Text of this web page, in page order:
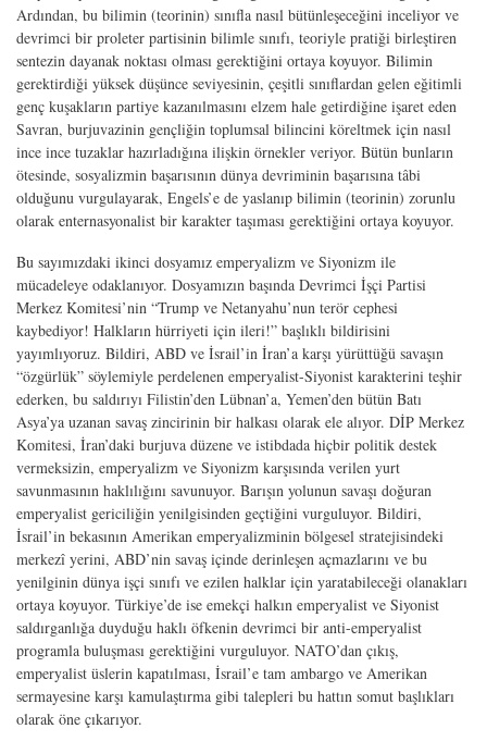
Ardından, bu bilimin (teorinin) sınıfla nasıl bütünleşeceğini inceliyor ve
devrimci bir proleter partisinin bilimle sınıfı, teoriyle pratiği birleştiren
sentezin dayanak noktası olması gerektiğini ortaya koyuyor. Bilimin
gerektirdiği yüksek düşünce seviyesinin, çeşitli sınıflardan gelen eğitimli
genç kuşakların partiye kazanılmasını elzem hale getirdiğine işaret eden
Savran, burjuvazinin gençliğin toplumsal bilincini köreltmek için nasıl
ince ince tuzaklar hazırladığına ilişkin örnekler veriyor. Bütün bunların
ötesinde, sosyalizmin başarısının dünya devriminin başarısına tâbi
olduğunu vurgulayarak, Engels’e de yaslanıp bilimin (teorinin) zorunlu
olarak enternasyonalist bir karakter taşıması gerektiğini ortaya koyuyor.
Bu sayımızdaki ikinci dosyamız emperyalizm ve Siyonizm ile
mücadeleye odaklanıyor. Dosyamızın başında Devrimci İşçi Partisi
Merkez Komitesi’nin “Trump ve Netanyahu’nun terör cephesi
kaybediyor! Halkların hürriyeti için ileri!” başlıklı bildirisini
yayımlıyoruz. Bildiri, ABD ve İsrail’in İran’a karşı yürüttüğü savaşın
“özgürlük” söylemiyle perdelenen emperyalist-Siyonist karakterini teşhir
ederken, bu saldırıyı Filistin’den Lübnan’a, Yemen’den bütün Batı
Asya’ya uzanan savaş zincirinin bir halkası olarak ele alıyor. DİP Merkez
Komitesi, İran’daki burjuva düzene ve istibdada hiçbir politik destek
vermeksizin, emperyalizm ve Siyonizm karşısında verilen yurt
savunmasının haklılığını savunuyor. Barışın yolunun savaşı doğuran
emperyalist gericiliğin yenilgisinden geçtiğini vurguluyor. Bildiri,
İsrail’in bekasının Amerikan emperyalizminin bölgesel stratejisindeki
merkezî yerini, ABD’nin savaş içinde derinleşen açmazlarını ve bu
yenilginin dünya işçi sınıfı ve ezilen halklar için yaratabileceği olanakları
ortaya koyuyor. Türkiye’de ise emekçi halkın emperyalist ve Siyonist
saldırganlığa duyduğu haklı öfkenin devrimci bir anti-emperyalist
programla buluşması gerektiğini vurguluyor. NATO’dan çıkış,
emperyalist üslerin kapatılması, İsrail’e tam ambargo ve Amerikan
sermayesine karşı kamulaştırma gibi talepleri bu hattın somut başlıkları
olarak öne çıkarıyor.